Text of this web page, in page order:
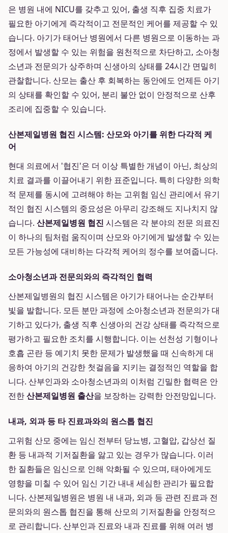
은 병원 내에 NICU를 갖추고 있어, 출생 직후 집중 치료가
필요한 아기에게 즉각적이고 전문적인 케어를 제공할 수 있
습니다. 아기가 태어난 병원에서 다른 병원으로 이동하는 과
정에서 발생할 수 있는 위험을 원천적으로 차단하고, 소아청
소년과 전문의가 상주하며 신생아의 상태를 24시간 면밀히
관찰합니다. 산모는 출산 후 회복하는 동안에도 언제든 아기
의 상태를 확인할 수 있어, 분리 불안 없이 안정적으로 산후
조리에 집중할 수 있습니다.
산본제일병원 협진 시스템: 산모와 아기를 위한 다각적 케
어
현대 의료에서 '협진'은 더 이상 특별한 개념이 아닌, 최상의
치료 결과를 이끌어내기 위한 표준입니다. 특히 다양한 의학
적 문제를 동시에 고려해야 하는 고위험 임신 관리에서 유기
적인 협진 시스템의 중요성은 아무리 강조해도 지나치지 않
습니다. 산본제일병원 협진 시스템은 각 분야의 전문 의료진
이 하나의 팀처럼 움직이며 산모와 아기에게 발생할 수 있는
모든 가능성에 대비하는 다각적 케어의 정수를 보여줍니다.
소아청소년과 전문의와의 즉각적인 협력
산본제일병원의 협진 시스템은 아기가 태어나는 순간부터
빛을 발합니다. 모든 분만 과정에 소아청소년과 전문의가 대
기하고 있다가, 출생 직후 신생아의 건강 상태를 즉각적으로
평가하고 필요한 조치를 시행합니다. 이는 선천성 기형이나
호흡 곤란 등 예기치 못한 문제가 발생했을 때 신속하게 대
응하여 아기의 건강한 첫걸음을 지키는 결정적인 역할을 합
니다. 산부인과와 소아청소년과의 이처럼 긴밀한 협력은 안
전한산본제일병원 출산을 보장하는 강력한 안전망입니다.
내과, 외과 등 타 진료과와의 원스톱 협진
고위험 산모 중에는 임신 전부터 당뇨병, 고혈압, 갑상선 질
환 등 내과적 기저질환을 앓고 있는 경우가 많습니다. 이러
한 질환들은 임신으로 인해 악화될 수 있으며, 태아에게도
영향을 미칠 수 있어 임신 기간 내내 세심한 관리가 필요합
니다. 산본제일병원은 병원 내 내과, 외과 등 관련 진료과 전
문의와의 원스톱 협진을 통해 산모의 기저질환을 안정적으
로 관리합니다. 산부인과 진료와 내과 진료를 위해 여러 병